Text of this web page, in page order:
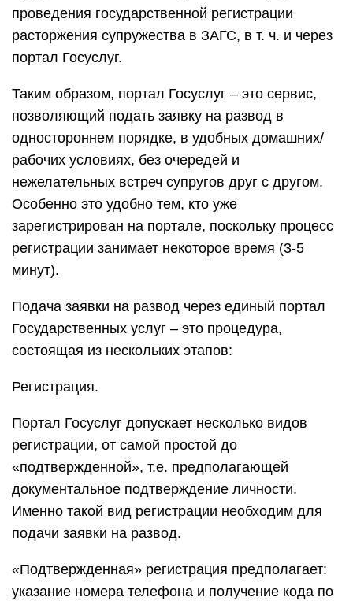
проведения государственной регистрации
расторжения супружества в ЗАГС, в т. ч. и через
портал Госуслуг.
Таким образом, портал Госуслуг – это сервис,
позволяющий подать заявку на развод в
одностороннем порядке, в удобных домашних/
рабочих условиях, без очередей и
нежелательных встреч супругов друг с другом.
Особенно это удобно тем, кто уже
зарегистрирован на портале, поскольку процесс
регистрации занимает некоторое время (3-5
минут).
Подача заявки на развод через единый портал
Государственных услуг – это процедура,
состоящая из нескольких этапов:
Регистрация.
Портал Госуслуг допускает несколько видов
регистрации, от самой простой до
«подтвержденной», т.е. предполагающей
документальное подтверждение личности.
Именно такой вид регистрации необходим для
подачи заявки на развод.
«Подтвержденная» регистрация предполагает:
указание номера телефона и получение кода по